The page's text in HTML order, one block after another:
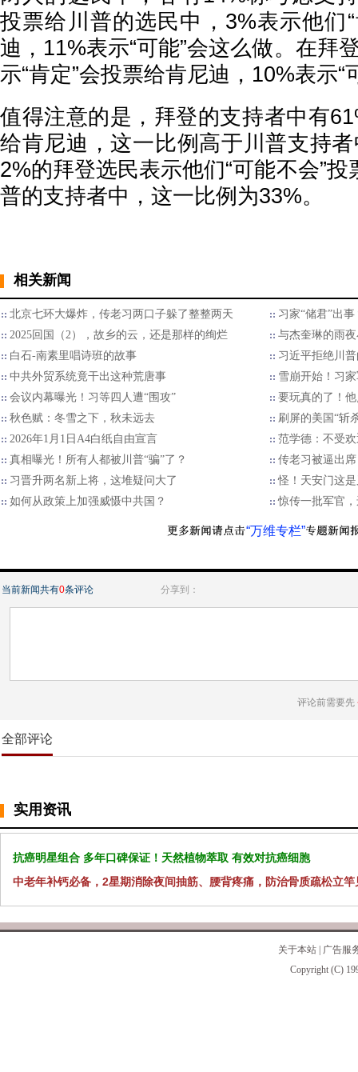
投票给川普的选民中，3%表示他们
迪，11%表示“可能”会这么做。在拜
示“肯定”会投票给肯尼迪，10%表示“
值得注意的是，拜登的支持者中有
给肯尼迪，这一比例高于川普支持
2%的拜登选民表示他们“可能不会”
普的支持者中，这一比例为33%。
相关新闻
北京七环大爆炸，传老习两口子躲了整整两天
习家“储君”出
2025回国（2），故乡的云，还是那样的绚烂
与杰奎琳的雨
白石-南素里唱诗班的故事
习近平拒绝川普
中共外贸系统竟干出这种荒唐事
雪崩开始！习
会议内幕曝光！习等四人遭“围攻”
要玩真的了！
秋色赋：冬雪之下，秋未远去
刷屏的美国“斩
2026年1月1日A4白纸自由宣言
范学德：不受
真相曝光！所有人都被川普“骗”了？
传老习被逼出
习晋升两名新上将，这堆疑问大了
怪！天安门这
如何从政策上加强威慑中共国？
惊传一批军官
“万维专栏”
当前新闻共有0条评论 分享到：
评论前需要先
全部评论
实用资讯
抗癌明星组合 多年口碑保证！天然植物萃取 有效对抗癌细胞
中老年补钙必备，2星期消除夜间抽筋、腰背疼痛，防治骨质疏松立竿
关于本站
广告服
Copyright (C)